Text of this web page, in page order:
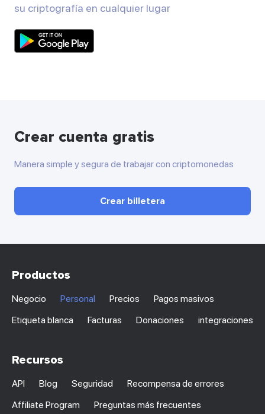
su criptografía en cualquier lugar
Crear cuenta gratis
Manera simple y segura de trabajar con criptomonedas
Crear billetera
Productos
Negocio Personal Precios
Pagos masivos
Etiqueta blanca
Facturas Donaciones integraciones
Recursos
API Blog Seguridad
Recompensa de errores
Affiliate Program
Preguntas más frecuentes